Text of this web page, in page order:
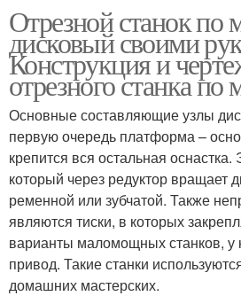
Отрезной станок по
дисковый своими
Конструкция и
отрезного станка по
Основные составляющие узлы
первую очередь платформа –
крепится вся остальная оснастка.
который через редуктор вращает
ременной или зубчатой. Также
являются тиски, в которых
варианты маломощных станков, у
привод. Такие станки
домашних мастерских.